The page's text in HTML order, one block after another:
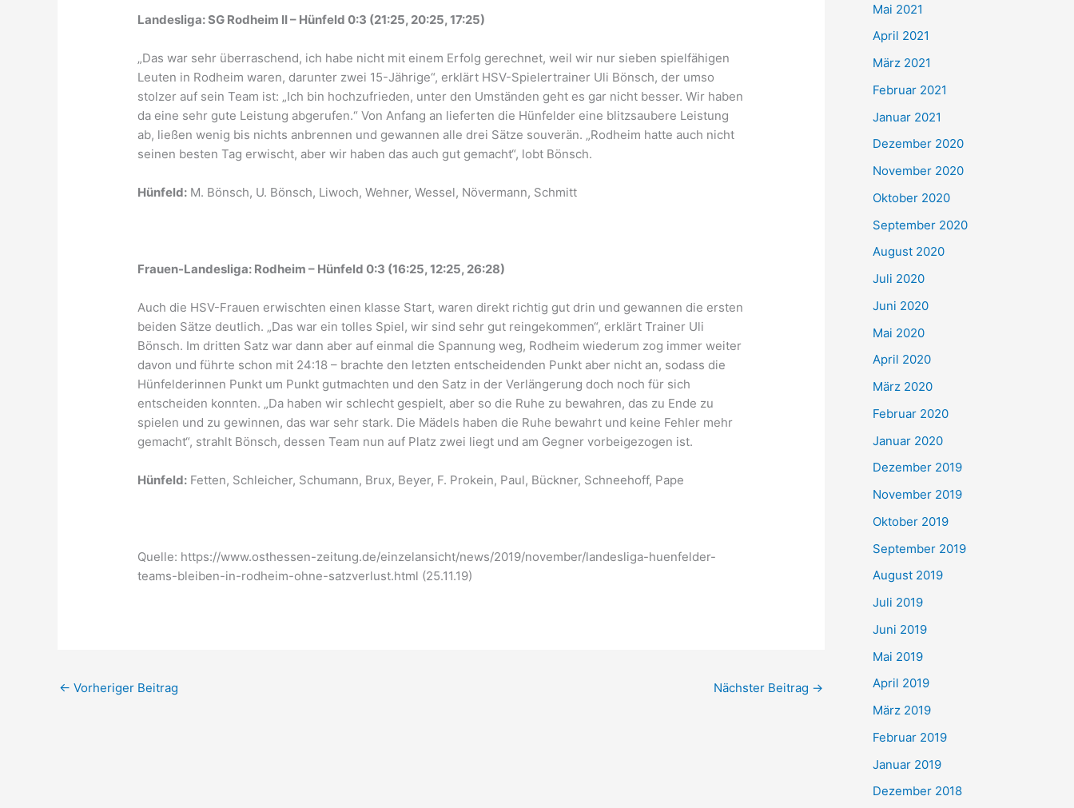
Landesliga: SG Rodheim II – Hünfeld 0:3 (21:25, 20:25, 17:25)
„Das war sehr überraschend, ich habe nicht mit einem Erfolg gerechnet, weil wir nur sieben spielfähigen
Leuten in Rodheim waren, darunter zwei 15-Jährige“, erklärt HSV-Spielertrainer Uli Bönsch, der umso
stolzer auf sein Team ist: „Ich bin hochzufrieden, unter den Umständen geht es gar nicht besser. Wir haben
da eine sehr gute Leistung abgerufen.“ Von Anfang an lieferten die Hünfelder eine blitzsaubere Leistung
ab, ließen wenig bis nichts anbrennen und gewannen alle drei Sätze souverän. „Rodheim hatte auch nicht
seinen besten Tag erwischt, aber wir haben das auch gut gemacht“, lobt Bönsch.
Hünfeld: M. Bönsch, U. Bönsch, Liwoch, Wehner, Wessel, Növermann, Schmitt
Frauen-Landesliga: Rodheim – Hünfeld 0:3 (16:25, 12:25, 26:28)
Auch die HSV-Frauen erwischten einen klasse Start, waren direkt richtig gut drin und gewannen die ersten
beiden Sätze deutlich. „Das war ein tolles Spiel, wir sind sehr gut reingekommen“, erklärt Trainer Uli
Bönsch. Im dritten Satz war dann aber auf einmal die Spannung weg, Rodheim wiederum zog immer weiter
davon und führte schon mit 24:18 – brachte den letzten entscheidenden Punkt aber nicht an, sodass die
Hünfelderinnen Punkt um Punkt gutmachten und den Satz in der Verlängerung doch noch für sich
entscheiden konnten. „Da haben wir schlecht gespielt, aber so die Ruhe zu bewahren, das zu Ende zu
spielen und zu gewinnen, das war sehr stark. Die Mädels haben die Ruhe bewahrt und keine Fehler mehr
gemacht“, strahlt Bönsch, dessen Team nun auf Platz zwei liegt und am Gegner vorbeigezogen ist.
Hünfeld: Fetten, Schleicher, Schumann, Brux, Beyer, F. Prokein, Paul, Bückner, Schneehoff, Pape
Quelle: https://www.osthessen-zeitung.de/einzelansicht/news/2019/november/landesliga-huenfelder-
teams-bleiben-in-rodheim-ohne-satzverlust.html (25.11.19)
← Vorheriger Beitrag Nächster Beitrag →
:Mai 2021
April 2021
März 2021
Februar 2021
Januar 2021
Dezember 2020
November 2020
Oktober 2020
September 2020
August 2020
Juli 2020
Juni 2020
Mai 2020
April 2020
März 2020
Februar 2020
Januar 2020
Dezember 2019
November 2019
Oktober 2019
September 2019
August 2019
Juli 2019
Juni 2019
Mai 2019
April 2019
März 2019
Februar 2019
Januar 2019
Dezember 2018